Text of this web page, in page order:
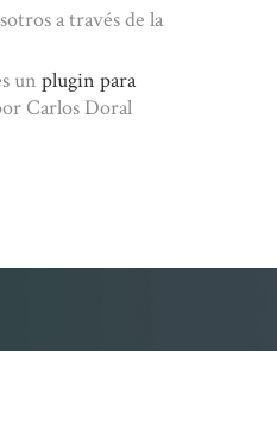
a través de la
un plugin para
Carlos Doral